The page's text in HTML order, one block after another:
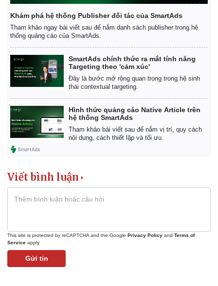
Khám phá hệ thống Publisher đối tác của SmartAds
Tham khảo ngay bài viết sau để nắm danh sách publisher trong hệ
thống quảng cáo của SmartAds.
SmartAds chính thức ra mắt tính năng
Targeting theo 'cảm xúc'
Đây là bước mở rộng quan trọng trong hệ sinh
thái contextual targeting.
Hình thức quảng cáo Native Article trên
hệ thống SmartAds
Tham khảo bài viết sau để nắm vị trí, quy cách
nội dung, cách thiết lập và tối ưu.
Viết bình luận
This site is protected by reCAPTCHA and the Google Privacy Policy and Terms of
Service apply.
Gửi tin